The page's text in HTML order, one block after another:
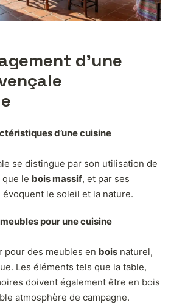
d’une
d’une cuisine
se distingue par son utilisation de
que le bois massif, et par ses
le soleil et la nature.
pour une cuisine
pour des meubles en bois naturel,
Les éléments tels que la table,
doivent également être en bois
atmosphère de campagne.